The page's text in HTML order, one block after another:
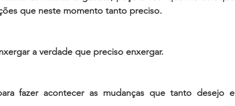
que neste momento tanto preciso.
a verdade que preciso enxergar.
fazer acontecer as mudanças que tanto desejo e